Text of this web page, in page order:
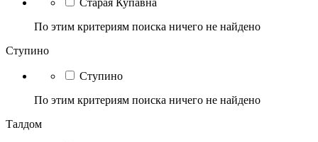
Старая Купавна
По этим критериям поиска ничего не найдено
Ступино
Ступино
По этим критериям поиска ничего не найдено
Талдом